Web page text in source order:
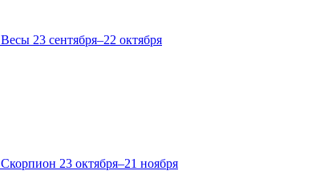
Весы 23 сентября–22 октября
Скорпион 23 октября–21 ноября